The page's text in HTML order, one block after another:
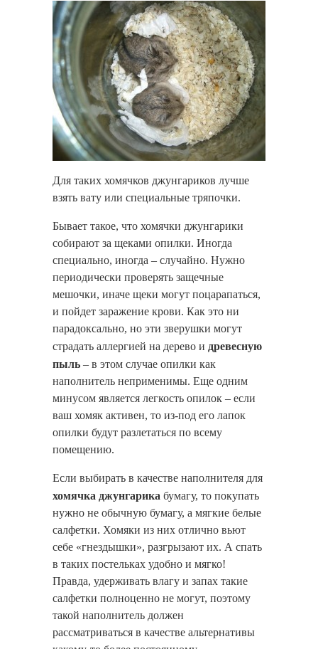
Для таких хомячков джунгариков лучше
взять вату или специальные тряпочки.
Бывает такое, что хомячки джунгарики
собирают за щеками опилки. Иногда
специально, иногда – случайно. Нужно
периодически проверять защечные
мешочки, иначе щеки могут поцарапаться,
и пойдет заражение крови. Как это ни
парадоксально, но эти зверушки могут
страдать аллергией на дерево и древесную
пыль – в этом случае опилки как
наполнитель неприменимы. Еще одним
минусом является легкость опилок – если
ваш хомяк активен, то из-под его лапок
опилки будут разлетаться по всему
помещению.
Если выбирать в качестве наполнителя для
хомячка джунгарика бумагу, то покупать
нужно не обычную бумагу, а мягкие белые
салфетки. Хомяки из них отлично вьют
себе «гнездышки», разгрызают их. А спать
в таких постельках удобно и мягко!
Правда, удерживать влагу и запах такие
салфетки полноценно не могут, поэтому
такой наполнитель должен
рассматриваться в качестве альтернативы